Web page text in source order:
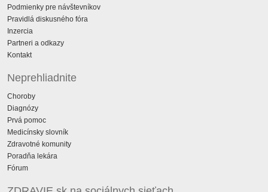
Podmienky pre návštevníkov
Pravidlá diskusného fóra
Inzercia
Partneri a odkazy
Kontakt
Neprehliadnite
Choroby
Diagnózy
Prvá pomoc
Medicínsky slovník
Zdravotné komunity
Poradňa lekára
Fórum